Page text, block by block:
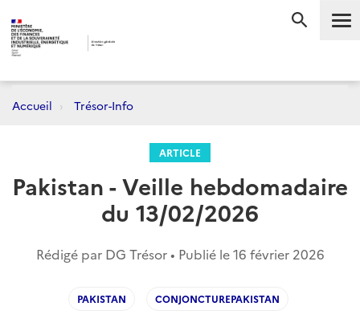
Accueil Trésor-Info
ARTICLE
Pakistan - Veille hebdomadaire
du 13/02/2026
Rédigé par DG Trésor • Publié le16 février 2026
PAKISTAN CONJONCTUREPAKISTAN